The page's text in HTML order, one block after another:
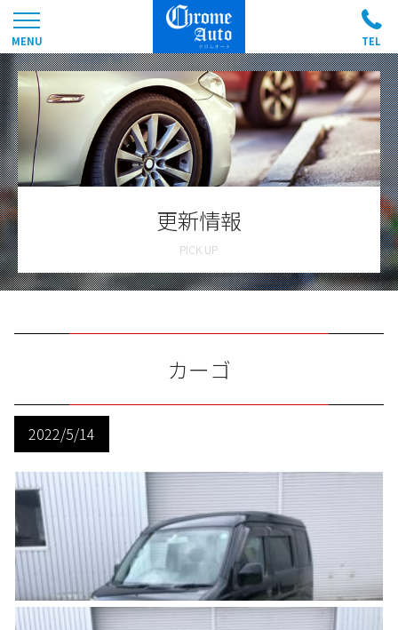
更新情報
カーゴ
2022/5/14